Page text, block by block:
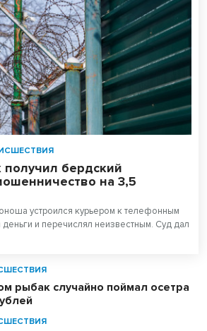
бердский
на 3,5
устроился курьером к телефонным
и перечислял неизвестным. Суд дал
рыбак случайно поймал осетра